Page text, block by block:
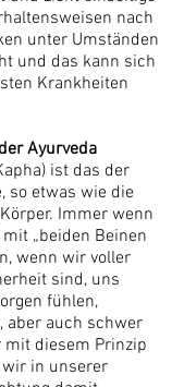
nach
unter Umständen
und das kann sich
Krankheiten
Ayurveda
ist das der
so etwas wie die
Immer wenn
„beiden Beinen
wenn wir voller
sind, uns
fühlen,
aber auch schwer
diesem Prinzip
in unserer